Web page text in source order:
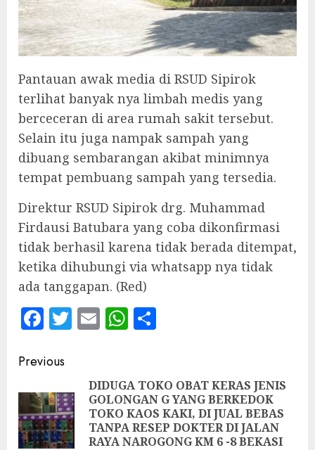
Pantauan awak media di RSUD Sipirok
terlihat banyak nya limbah medis yang
berceceran di area rumah sakit tersebut.
Selain itu juga nampak sampah yang
dibuang sembarangan akibat minimnya
tempat pembuang sampah yang tersedia.
Direktur RSUD Sipirok drg. Muhammad
Firdausi Batubara yang coba dikonfirmasi
tidak berhasil karena tidak berada ditempat,
ketika dihubungi via whatsapp nya tidak
ada tanggapan. (Red)
Facebook
Twitter
EmailWhatsApp
Continue
Reading
Previous
DIDUGA TOKO OBAT KERAS JENIS
GOLONGAN G YANG BERKEDOK
TOKO KAOS KAKI, DI JUAL BEBAS
TANPA RESEP DOKTER DI JALAN
RAYA NAROGONG KM 6 -8 BEKASI